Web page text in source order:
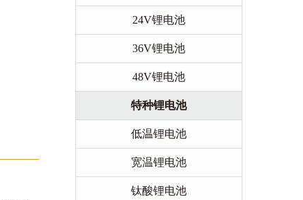
24V锂电池
36V锂电池
48V锂电池
特种锂电池
低温锂电池
宽温锂电池
钛酸锂电池